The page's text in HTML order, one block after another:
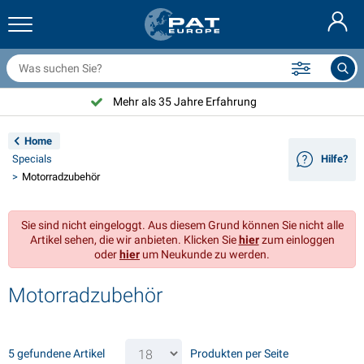
& Zubehör
beleuchtung
Beleuchtung Aspöck
Beleuchtung Radex
Innenraum
& Solarartikel
& 24V Zubehör
Ganz- & Halbgaragen
& Wohnmobil außenbereich
& Wohnmobil innenbereich
zubehör
zubehör
und Beschläge
und Schäkel
und Zubehör
& Feuer-Löschdecken
Freien
Produkten
Nederlands
English
Français
Norsk
Mehr als 35 Jahre Erfahrung
Home
Specials
Motorradzubehör
Hilfe?
Sie sind nicht eingeloggt. Aus diesem Grund können Sie nicht alle
Artikel sehen, die wir anbieten. Klicken Siehierzum einloggen
oderhier um Neukunde zu werden.
Motorradzubehör
5 gefundene Artikel Produkten per Seite